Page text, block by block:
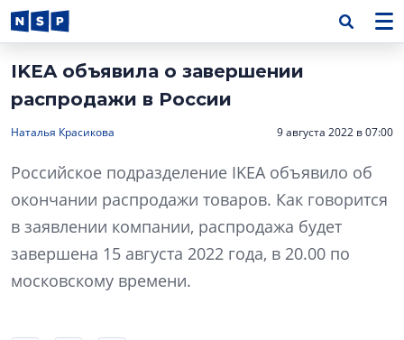
IKEA объявила о завершении
распродажи в России
Наталья Красикова 9 августа 2022 в 07:00
Российское подразделение IKEA объявило об
окончании распродажи товаров. Как говорится
в заявлении компании, распродажа будет
завершена 15 августа 2022 года, в 20.00 по
московскому времени.